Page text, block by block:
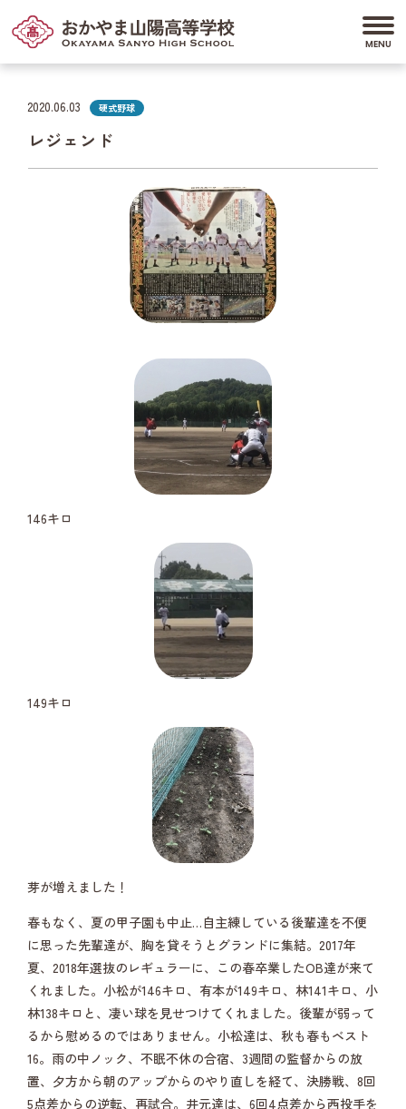
2020.06.03 硬式野球
レジェンド
146キロ
149キロ
芽が増えました！
春もなく、夏の甲子園も中止…自主練している後輩達を不便
に思った先輩達が、胸を貸そうとグランドに集結。2017年
夏、2018年選抜のレギュラーに、この春卒業したOB達が来て
くれました。小松が146キロ、有本が149キロ、林141キロ、小
林138キロと、凄い球を見せつけてくれました。後輩が弱って
るから慰めるのではありません。小松達は、秋も春もベスト
16。雨の中ノック、不眠不休の合宿、3週間の監督からの放
置、夕方から朝のアップからのやり直しを経て、決勝戦、8回
5点差からの逆転、再試合。井元達は、6回4点差から西投手を